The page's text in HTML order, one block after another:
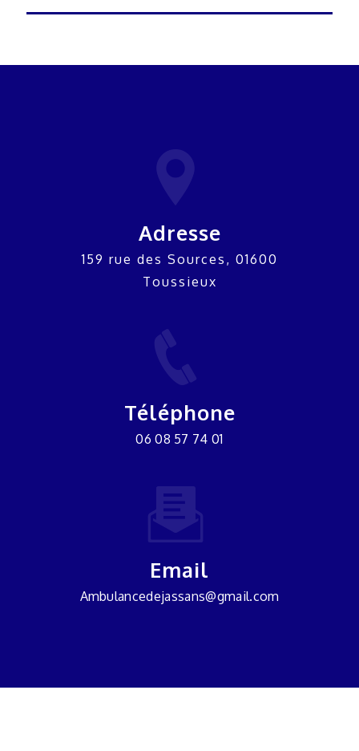
Adresse
159 rue des Sources, 01600
Toussieux
Téléphone
06 08 57 74 01
Email
ambulancedejassans@gmail.com